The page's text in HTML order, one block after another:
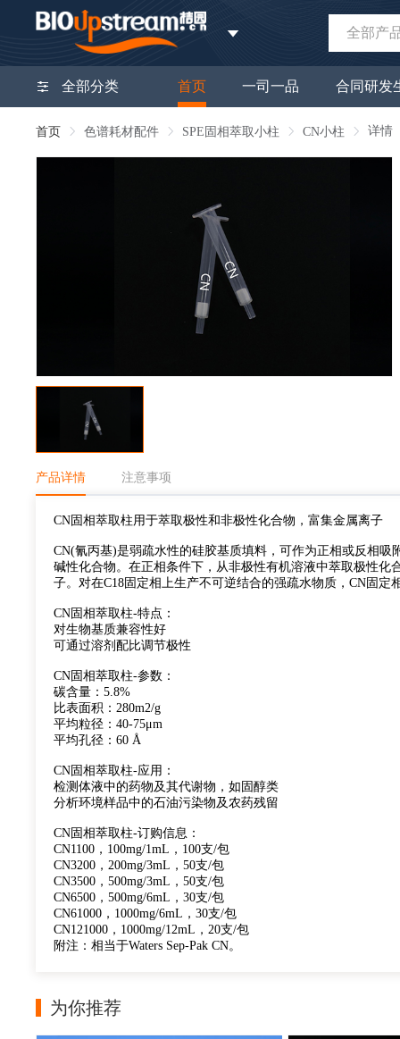
全部产
全部分类 首页 一司一品 合同研发
首页 色谱耗材配件 SPE固相萃取小柱 CN小柱 详情
产品详情 注意事项
CN固相萃取柱用于萃取极性和非极性化合物，富集金属离子
CN(氰丙基)是弱疏水性的硅胶基质填料，可作为正相或反相
碱性化合物。在正相条件下，从非极性有机溶液中萃取极性
子。对在C18固定相上生产不可逆结合的强疏水物质，CN固定
CN固相萃取柱-特点：
对生物基质兼容性好
可通过溶剂配比调节极性
CN固相萃取柱-参数：
碳含量：5.8%
比表面积：280m2/g
平均粒径：40-75μm
平均孔径：60 Å
CN固相萃取柱-应用：
检测体液中的药物及其代谢物，如固醇类
分析环境样品中的石油污染物及农药残留
CN固相萃取柱-订购信息：
CN1100，100mg/1mL，100支/包
CN3200，200mg/3mL，50支/包
CN3500，500mg/3mL，50支/包
CN6500，500mg/6mL，30支/包
CN61000，1000mg/6mL，30支/包
CN121000，1000mg/12mL，20支/包
附注：相当于Waters Sep-Pak CN。
为你推荐